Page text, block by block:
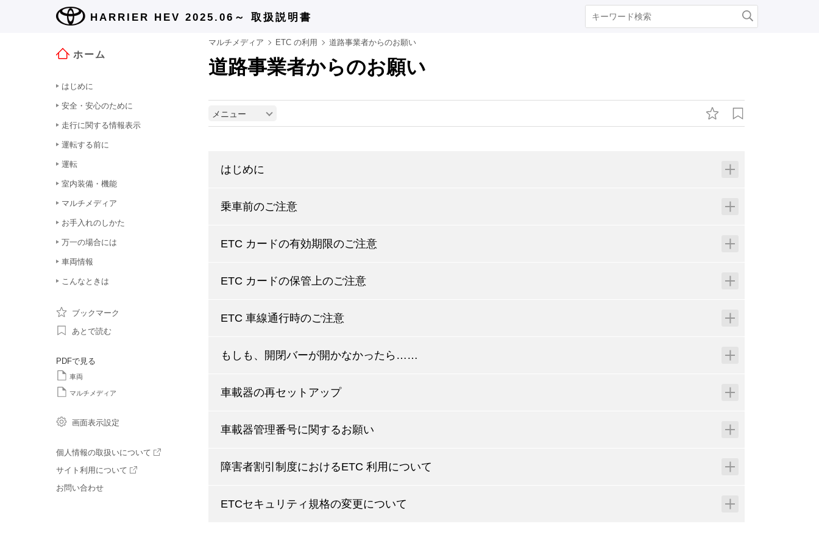
HARRIER HEV 2025.06～ 取扱説明書
ホーム
はじめに
安全・安心のために
走行に関する情報表示
運転する前に
運転
室内装備・機能
マルチメディア
お手入れのしかた
万一の場合には
車両情報
こんなときは
ブックマーク
あとで読む
PDFで見る
車両
マルチメディア
画面表示設定
個人情報の取扱いについて
サイト利用について
お問い合わせ
マルチメディア ETC の利用 道路事業者からのお願い
道路事業者からのお願い
メニュー
はじめに
乗車前のご注意
ETC カードの有効期限のご注意
ETC カードの保管上のご注意
ETC 車線通行時のご注意
もしも、開閉バーが開かなかったら……
車載器の再セットアップ
車載器管理番号に関するお願い
障害者割引制度におけるETC 利用について
ETCセキュリティ規格の変更について